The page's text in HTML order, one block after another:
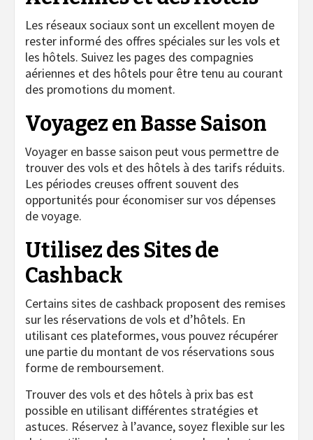
Les réseaux sociaux sont un excellent moyen de
rester informé des offres spéciales sur les vols et
les hôtels. Suivez les pages des compagnies
aériennes et des hôtels pour être tenu au courant
des promotions du moment.
Voyagez en Basse Saison
Voyager en basse saison peut vous permettre de
trouver des vols et des hôtels à des tarifs réduits.
Les périodes creuses offrent souvent des
opportunités pour économiser sur vos dépenses
de voyage.
Utilisez des Sites de
Cashback
Certains sites de cashback proposent des remises
sur les réservations de vols et d’hôtels. En
utilisant ces plateformes, vous pouvez récupérer
une partie du montant de vos réservations sous
forme de remboursement.
Trouver des vols et des hôtels à prix bas est
possible en utilisant différentes stratégies et
astuces. Réservez à l’avance, soyez flexible sur les